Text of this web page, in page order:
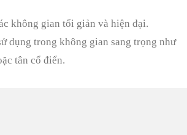
không gian tối giản và hiện đại.
dụng trong không gian sang trọng như
tân cổ điển.